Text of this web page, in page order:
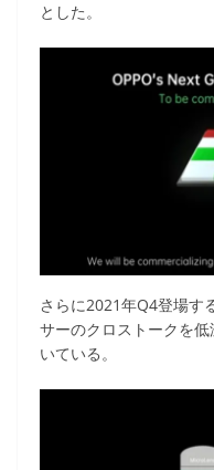
とした。
さらに2021年Q4登場す
サーのクロストークを
いている。